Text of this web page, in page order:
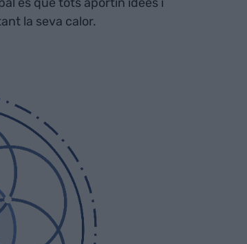
la seva calor.